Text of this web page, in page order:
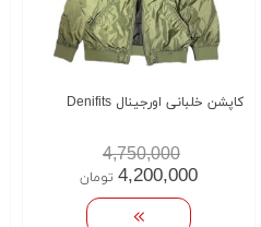
کاپشن خلبانی اورجینال Denifits
4,750,000
4,200,000 تومان